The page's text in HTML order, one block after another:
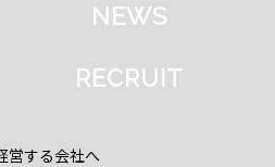
NEWS
RECRUIT
営する会社へ